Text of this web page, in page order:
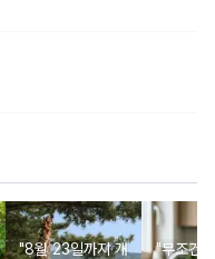
"8월 23일까지 개
"무조건